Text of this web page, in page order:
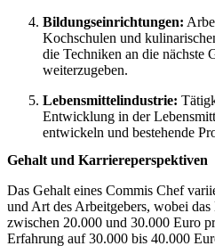
Bildungseinrichtungen:
Kochschulen und
die Techniken an die nächste
weiterzugeben.
Lebensmittelindustrie:
Entwicklung in der
entwickeln und bestehende
Gehalt und Karriereperspektiven
Das Gehalt eines Commis Chef
und Art des Arbeitgebers, wobei
zwischen 20.000 und 30.000 Euro
Erfahrung auf 30.000 bis 40.000